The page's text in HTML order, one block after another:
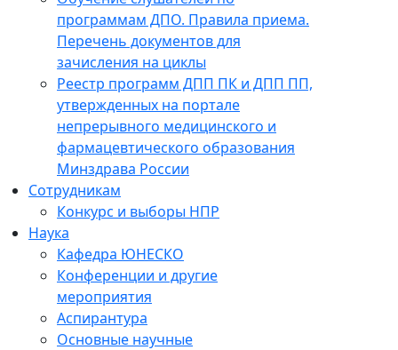
программам ДПО. Правила приема.
Перечень документов для
зачисления на циклы
Реестр программ ДПП ПК и ДПП ПП,
утвержденных на портале
непрерывного медицинского и
фармацевтического образования
Минздрава России
Сотрудникам
Конкурс и выборы НПР
Наука
Кафедра ЮНЕСКО
Конференции и другие
мероприятия
Аспирантура
Основные научные